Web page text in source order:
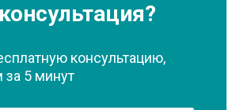
консультацию,
за 5 минут